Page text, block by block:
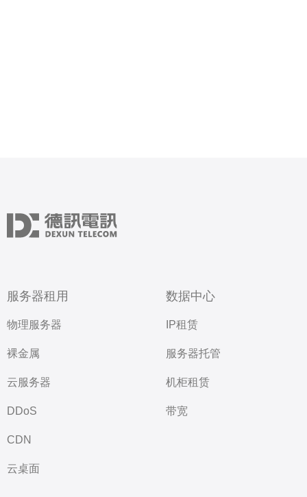
服务器租用
物理服务器
裸金属
云服务器
DDoS
CDN
云桌面
数据中心
IP租赁
服务器托管
机柜租赁
带宽